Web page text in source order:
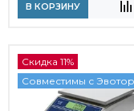
В КОРЗИНУ
Скидка 11%
Совместимы с Эвотор